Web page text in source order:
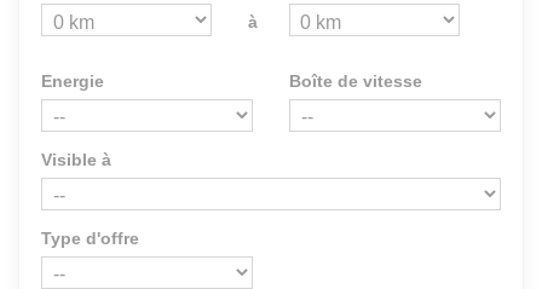
à
Energie Boîte de vitesse
Visible à
Type d'offre